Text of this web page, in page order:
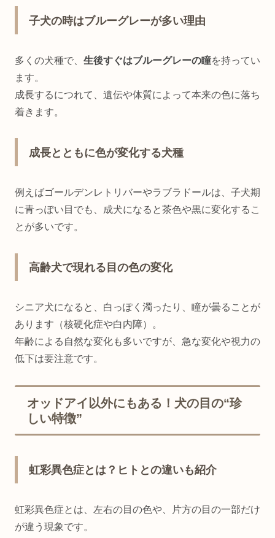
子犬の時はブルーグレーが多い理由
多くの犬種で、 生後すぐはブルーグレーの瞳を持ってい
ます。
成長するにつれて、遺伝や体質によって本来の色に落ち
着きます。
成長とともに色が変化する犬種
例えばゴールデンレトリバーやラブラドールは、子犬期
に青っぽい目でも、成犬になると茶色や黒に変化するこ
とが多いです。
高齢犬で現れる目の色の変化
シニア犬になると、白っぽく濁ったり、瞳が曇ることが
あります（核硬化症や白内障）。
年齢による自然な変化も多いですが、急な変化や視力の
低下は要注意です。
オッドアイ以外にもある！犬の目の“珍
しい特徴”
虹彩異色症とは？ヒトとの違いも紹介
虹彩異色症とは、左右の目の色や、片方の目の一部だけ
が違う現象です。